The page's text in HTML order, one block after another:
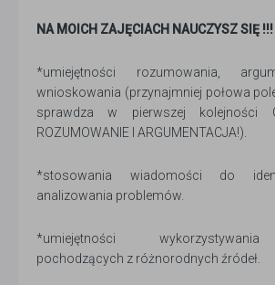
NA MOICH ZAJĘCIACH NAUCZYSZ SIĘ !!!
*umiejętności rozumowania,
wnioskowania (przynajmniej połowa
sprawdza w pierwszej kolejności
ROZUMOWANIE I ARGUMENTACJA!).
*stosowania wiadomości do
analizowania problemów.
*umiejętności
pochodzących z różnorodnych źródeł.